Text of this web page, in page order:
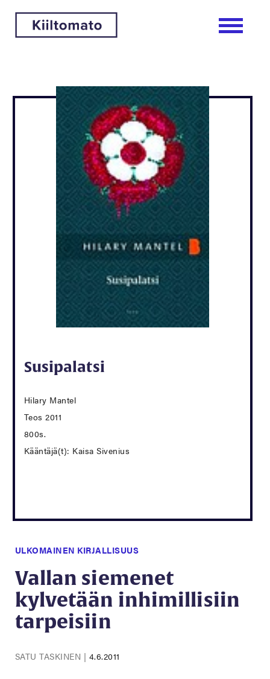
Susipalatsi
Hilary Mantel
Teos 2011
800s.
Kääntäjä(t): Kaisa Sivenius
ULKOMAINEN KIRJALLISUUS
Vallan siemenet
kylvetään inhimillisiin
tarpeisiin
SATU TASKINEN | 4.6.2011